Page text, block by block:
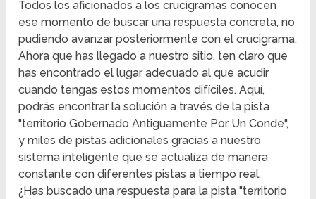
Todos los aficionados a los crucigramas conocen
ese momento de buscar una respuesta concreta, no
pudiendo avanzar posteriormente con el crucigrama.
Ahora que has llegado a nuestro sitio, ten claro que
has encontrado el lugar adecuado al que acudir
cuando tengas estos momentos difíciles. Aquí,
podrás encontrar la solución a través de la pista
"territorio Gobernado Antiguamente Por Un Conde",
y miles de pistas adicionales gracias a nuestro
sistema inteligente que se actualiza de manera
constante con diferentes pistas a tiempo real.
¿Has buscado una respuesta para la pista "territorio